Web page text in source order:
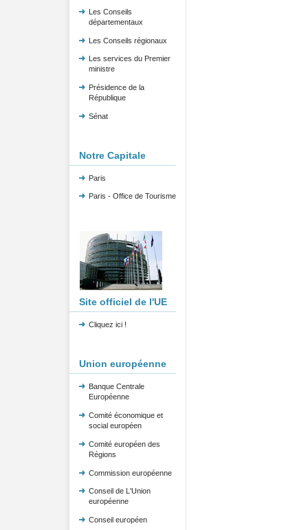
Les Conseils
départementaux
Les Conseils régionaux
Les services du Premier
ministre
Présidence de la
République
Sénat
Notre Capitale
Paris
Paris - Office de Tourisme
Site officiel de l'UE
Cliquez ici !
Union européenne
Banque Centrale
Européenne
Comité économique et
social européen
Comité européen des
Régions
Commission européenne
Conseil de L'Union
européenne
Conseil européen